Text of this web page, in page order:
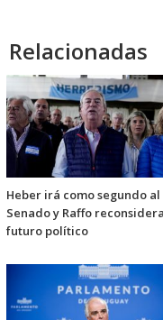
Relacionadas
Heber irá como segundo al
Senado y Raffo
futuro político